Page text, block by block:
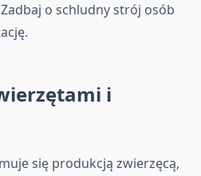
o schludny strój osób
i
się produkcją zwierzęcą,